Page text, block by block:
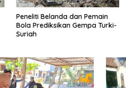
Gempa Turki-Suriah, Korban
Tewas Diprediksi Tembus 10
Ribu Orang